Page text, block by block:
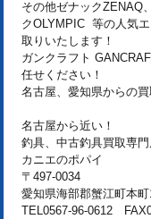
その他ゼナックZENAQ
クOLYMPIC 等の人気
取りいたします！
ガンクラフト
任せください！
名古屋、愛知県からの
名古屋から近い！
釣具、中古釣具買取専
カニエのポパイ
〒497-0034
愛知県海部郡蟹江町本
TEL0567-96-0612